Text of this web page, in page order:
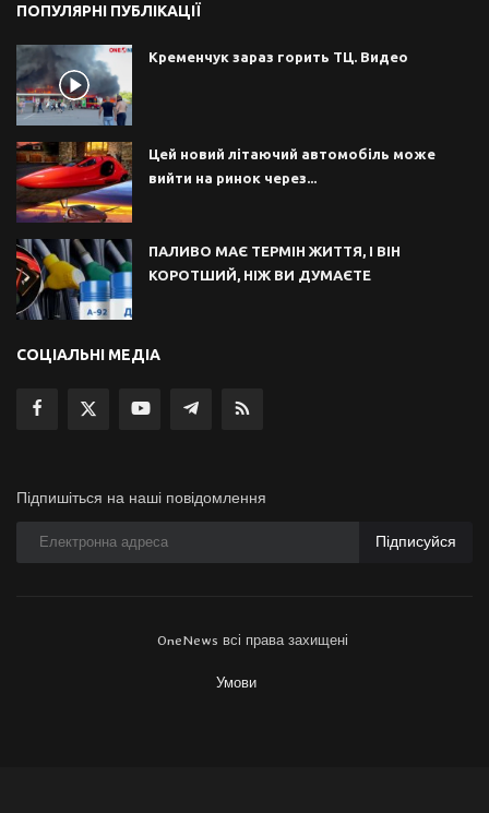
ПОПУЛЯРНІ ПУБЛІКАЦІЇ
Кременчук зараз горить ТЦ. Видео
Цей новий літаючий автомобіль може
вийти на ринок через...
ПАЛИВО МАЄ ТЕРМІН ЖИТТЯ, І ВІН
КОРОТШИЙ, НІЖ ВИ ДУМАЄТЕ
СОЦІАЛЬНІ МЕДІА
Підпишіться на наші повідомлення
Підписуйся
OneNews всі права захищені
Умови